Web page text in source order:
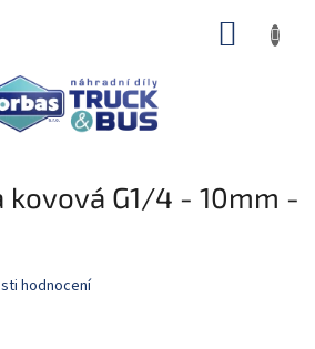
kovová G1/4 - 10mm -
hodnocení